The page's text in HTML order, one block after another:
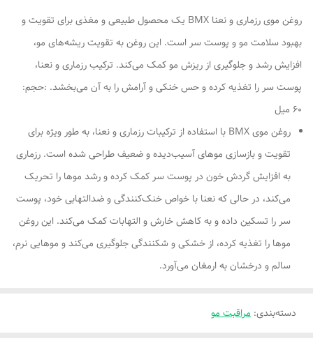
روغن موی رزماری و نعنا BMX یک محصول طبیعی و مغذی برای تقویت و
بهبود سلامت مو و پوست سر است. این روغن به تقویت ریشه‌های مو،
افزایش رشد و جلوگیری از ریزش مو کمک می‌کند. ترکیب رزماری و نعنا،
پوست سر را تغذیه کرده و حس خنکی و آرامش را به آن می‌بخشد. :حجم:
60 میل
روغن موی BMX با استفاده از ترکیبات رزماری و نعنا، به طور ویژه برای
تقویت و بازسازی موهای آسیب‌دیده و ضعیف طراحی شده است. رزماری
به افزایش گردش خون در پوست سر کمک کرده و رشد موها را تحریک
می‌کند، در حالی که نعنا با خواص خنک‌کنندگی و ضدالتهابی خود، پوست
سر را تسکین داده و به کاهش خارش و التهابات کمک می‌کند. این روغن
موها را تغذیه کرده، از خشکی و شکنندگی جلوگیری می‌کند و موهایی نرم،
سالم و درخشان به ارمغان می‌آورد.
دسته‌بندی: مراقبت مو